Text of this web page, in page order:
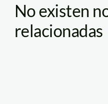
No existen
relacionadas